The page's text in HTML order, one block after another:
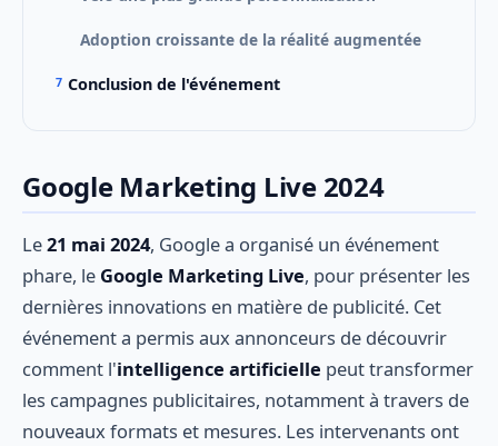
Adoption croissante de la réalité augmentée
Conclusion de l'événement
Google Marketing Live 2024
Le21 mai 2024, Google a organisé un événement
phare, le Google Marketing Live, pour présenter les
dernières innovations en matière de publicité. Cet
événement a permis aux annonceurs de découvrir
comment l'intelligence artificielle peut transformer
les campagnes publicitaires, notamment à travers de
nouveaux formats et mesures. Les intervenants ont